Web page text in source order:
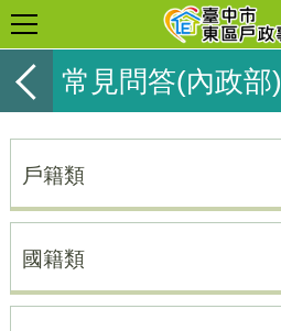
常見問答(內政部)
戶籍類
國籍類